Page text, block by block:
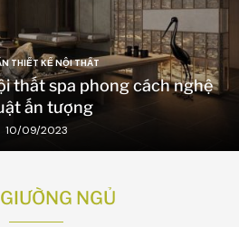
THIẾT KẾ NỘI THẤT
thất spa phong cách nghệ
ấn tượng
10/09/2023
GIƯỜNG NGỦ